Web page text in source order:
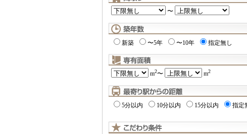
〜
新築 〜5年 〜10年 指定無し
m2〜 m2
5分以内 10分以内 15分以内 指定